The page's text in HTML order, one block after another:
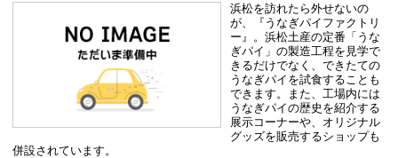
浜松を訪れたら外せないの
が、『うなぎパイファクトリ
ー』。浜松土産の定番「うな
ぎパイ」の製造工程を見学で
きるだけでなく、できたての
うなぎパイを試食することも
できます。また、工場内には
うなぎパイの歴史を紹介する
展示コーナーや、オリジナル
グッズを販売するショップも
併設されています。